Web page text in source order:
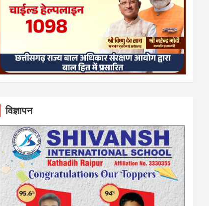
विज्ञापन